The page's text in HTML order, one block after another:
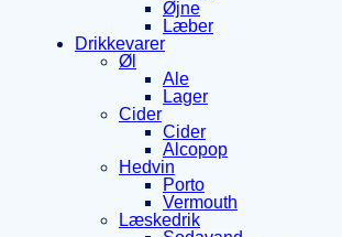
Øjne
Læber
Drikkevarer
Øl
Ale
Lager
Cider
Cider
Alcopop
Hedvin
Porto
Vermouth
Læskedrik